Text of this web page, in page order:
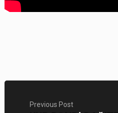
Previous Post